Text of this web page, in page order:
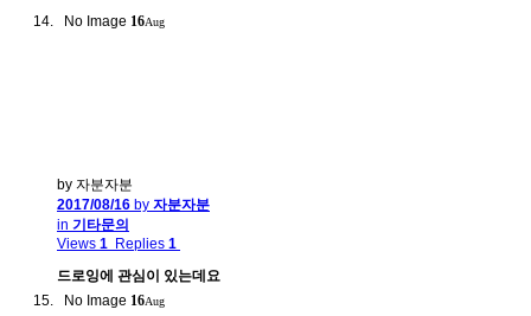
No Image 16Aug
by 자분자분
2017/08/16 by 자분자분
in 기타문의
Views 1 Replies 1
드로잉에 관심이 있는데요
No Image 16Aug